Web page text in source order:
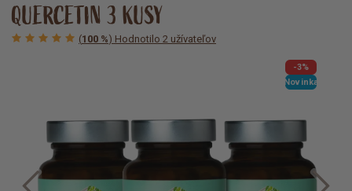
QUERCETIN 3 KUSY
(100 %) Hodnotilo 2 užívateľov
-3%
Novinka